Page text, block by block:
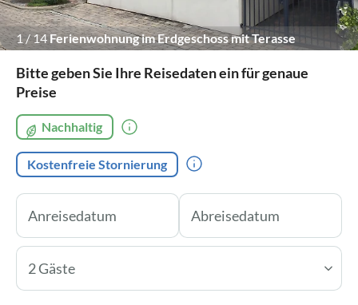
1/14Ferienwohnung im Erdgeschoss mit Terasse
Bitte geben Sie Ihre Reisedaten ein für genaue
Preise
Nachhaltig
Kostenfreie Stornierung
2 Gäste